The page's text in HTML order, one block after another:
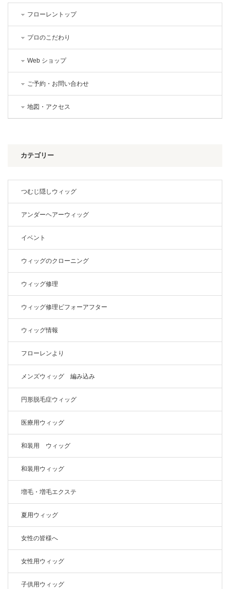
フローレントップ
プロのこだわり
Web ショップ
ご予約・お問い合わせ
地図・アクセス
カテゴリー
つむじ隠しウィッグ
アンダーヘアーウィッグ
イベント
ウィッグのクローニング
ウィッグ修理
ウィッグ修理ビフォーアフター
ウィッグ情報
フローレンより
メンズウィッグ 編み込み
円形脱毛症ウィッグ
医療用ウィッグ
和装用 ウィッグ
和装用ウィッグ
増毛・増毛エクステ
夏用ウィッグ
女性の皆様へ
女性用ウィッグ
子供用ウィッグ